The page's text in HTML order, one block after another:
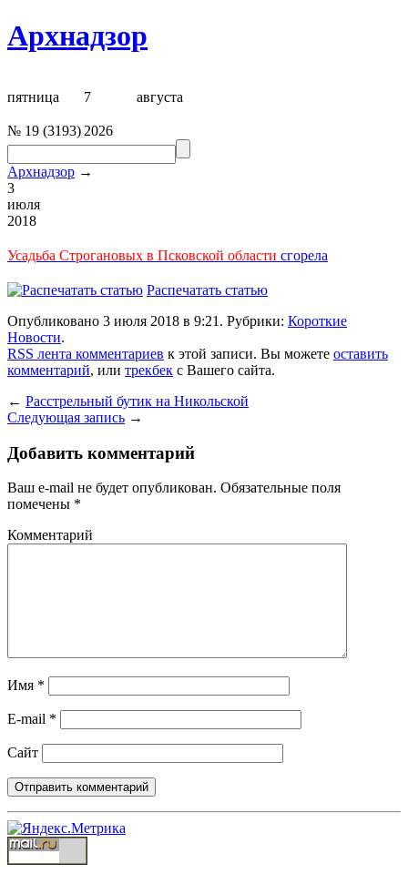
Архнадзор
пятница 7 августа
№ 19 (3193) 2026
Архнадзор →
3
июля
2018
Усадьба Строгановых в Псковской области сгорела
Распечатать статью
Опубликовано 3 июля 2018 в 9:21. Рубрики: Короткие
Новости.
RSS лента комментариев к этой записи. Вы можете оставить
комментарий, или трекбек с Вашего сайта.
← Расстрельный бутик на Никольской
Следующая запись →
Добавить комментарий
Ваш e-mail не будет опубликован. Обязательные поля
помечены *
Комментарий
Имя *
E-mail *
Сайт